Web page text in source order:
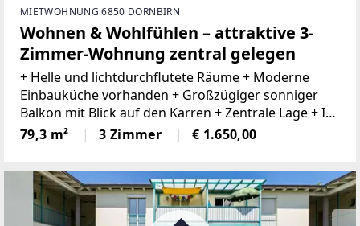
MIETWOHNUNG 6850 DORNBIRN
Wohnen & Wohlfühlen – attraktive 3-
Zimmer-Wohnung zentral gelegen
+ Helle und lichtdurchflutete Räume + Moderne
Einbauküche vorhanden + Großzügiger sonniger
Balkon mit Blick auf den Karren + Zentrale Lage + In
wenigen Minuten in der Dornbirner Innenstadt +
Nahversorger und Dienstleister in der Nähe
79,3 m² 3 Zimmer € 1.650,00